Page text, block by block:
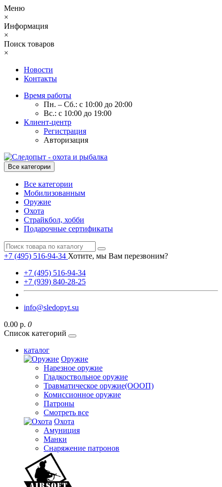
Меню
×
Информация
×
Поиск товаров
×
Новости
Контакты
Время работы
Пн. – Сб.: с 10:00 до 20:00
Вс.: с 10:00 до 19:00
Клиент-центр
Регистрация
Авторизация
Все категории
Все категории
Мобилизованным
Оружие
Охота
Страйкбол, хобби
Подарочные сертификаты
+7 (495) 516-94-34 Хотите, мы Вам перезвоним?
+7 (495) 516-94-34
+7 (939) 840-28-25
info@sledopyt.su
0.00 р. 0
Список категорий
каталог
Оружие
Нарезное оружие
Гладкоствольное оружие
Травматическое оружие(ОООП)
Комиссионное оружие
Патроны
Смотреть все
Охота
Амуниция
Манки
Снаряжение патронов